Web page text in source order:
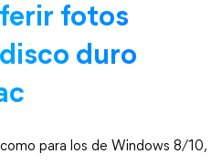
fotos
duro
para los de Windows 8/10,